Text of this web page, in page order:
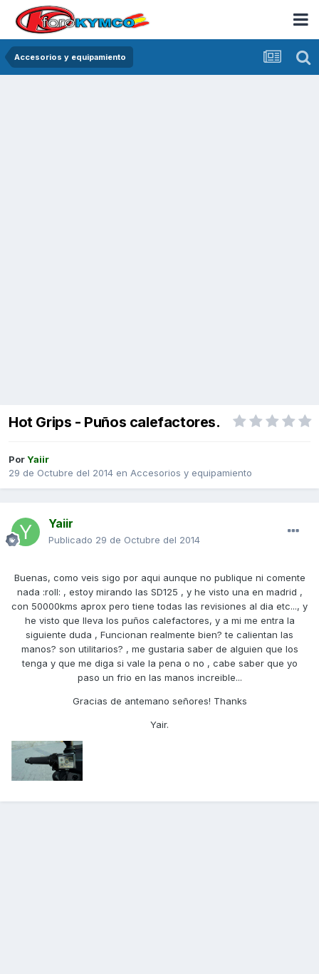
Accesorios y equipamiento
Hot Grips - Puños calefactores.
PorYaiir
29 de Octubre del 2014 en Accesorios y equipamiento
Yaiir
Publicado 29 de Octubre del 2014
Buenas, como veis sigo por aqui aunque no publique ni comente
nada :roll: , estoy mirando las SD125 , y he visto una en madrid ,
con 50000kms aprox pero tiene todas las revisiones al dia etc..., y
he visto que lleva los puños calefactores, y a mi me entra la
siguiente duda , Funcionan realmente bien? te calientan las
manos? son utilitarios? , me gustaria saber de alguien que los
tenga y que me diga si vale la pena o no , cabe saber que yo
paso un frio en las manos increible...
Gracias de antemano señores! Thanks
Yair.